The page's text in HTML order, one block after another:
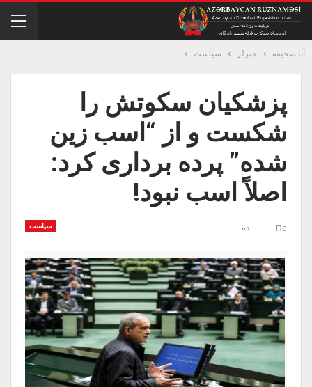
آنا صحیفه خبرلر سیاست
پزشکیان سکوتش را
شکست و از “اسب زین
شده” پرده برداری کرد:
اصلاً اسب نبود!
سیاست По ده